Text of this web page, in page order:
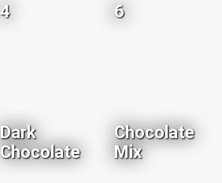
4 6
Dark
Chocolate
Chocolate
Mix